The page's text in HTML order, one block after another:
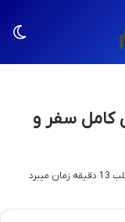
کامل سفر و